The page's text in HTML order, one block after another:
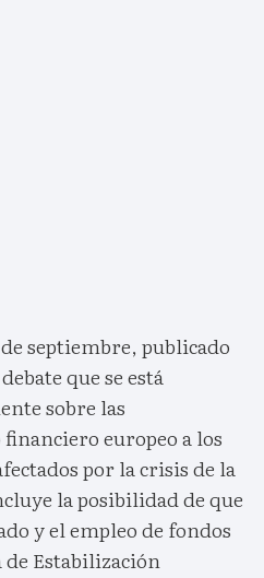
septiembre, publicado
que se está
sobre las
europeo a los
por la crisis de la
la posibilidad de que
y el empleo de fondos
de Estabilización